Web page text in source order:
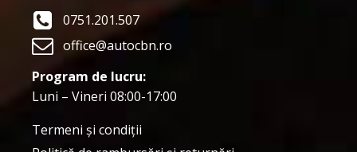
0751.201.507
office@autocbn.ro
Program de lucru:
Luni – Vineri 08:00-17:00
Termeni şi condiţii